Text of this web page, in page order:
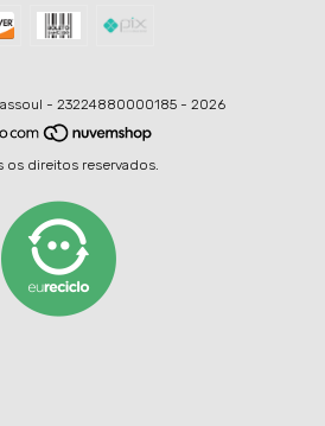
- 23224880000185 - 2026
os direitos reservados.